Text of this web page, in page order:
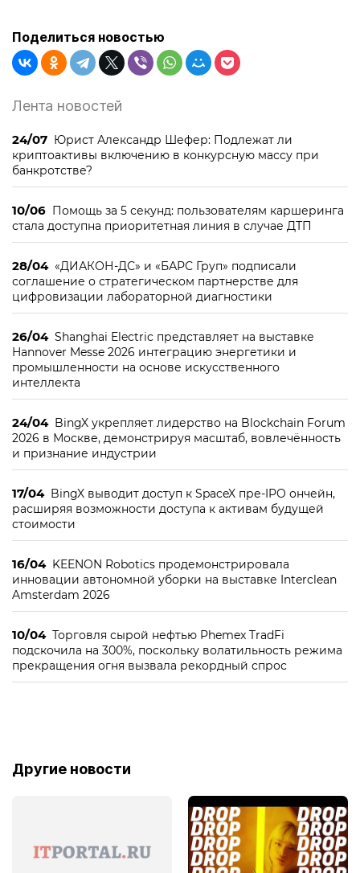
Поделиться новостью
Лента новостей
24/07 Юрист Александр Шефер: Подлежат ли
криптоактивы включению в конкурсную массу при
банкротстве?
10/06 Помощь за 5 секунд: пользователям каршеринга
стала доступна приоритетная линия в случае ДТП
28/04 «ДИАКОН-ДС» и «БАРС Груп» подписали
соглашение о стратегическом партнерстве для
цифровизации лабораторной диагностики
26/04 Shanghai Electric представляет на выставке
Hannover Messe 2026 интеграцию энергетики и
промышленности на основе искусственного
интеллекта
24/04 BingX укрепляет лидерство на Blockchain Forum
2026 в Москве, демонстрируя масштаб, вовлечённость
и признание индустрии
17/04 BingX выводит доступ к SpaceX пре-IPO ончейн,
расширяя возможности доступа к активам будущей
стоимости
16/04 KEENON Robotics продемонстрировала
инновации автономной уборки на выставке Interclean
Amsterdam 2026
10/04 Торговля сырой нефтью Phemex TradFi
подскочила на 300%, поскольку волатильность режима
прекращения огня вызвала рекордный спрос
Другие новости